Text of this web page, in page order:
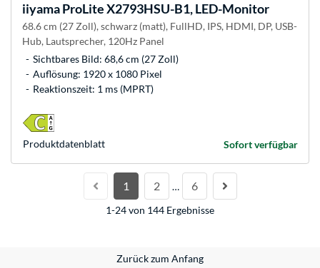
iiyamaProLite X2793HSU-B1, LED-Monitor
68.6 cm (27 Zoll), schwarz (matt), FullHD, IPS, HDMI, DP, USB-
Hub, Lautsprecher, 120Hz Panel
Sichtbares Bild: 68,6 cm (27 Zoll)
Auflösung: 1920 x 1080 Pixel
Reaktionszeit: 1 ms (MPRT)
Sofort verfügbar
Produkt­datenblatt
1 2 … 6
1-24 von 144 Ergebnisse
Zurück zum Anfang